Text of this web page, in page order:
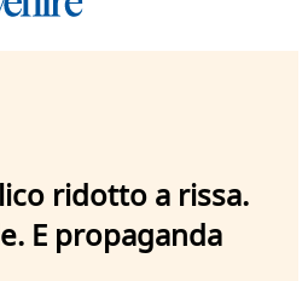
ridotto a rissa.
E propaganda